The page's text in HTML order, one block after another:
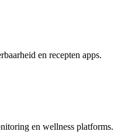
en recepten apps.
en wellness platforms.